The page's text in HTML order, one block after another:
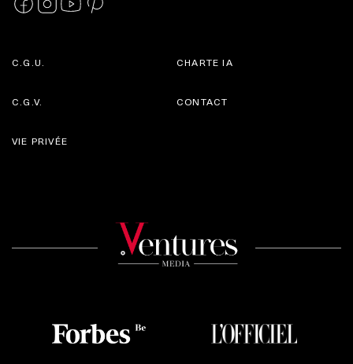
C.G.U.
C.G.V.
CHARTE IA
CONTACT
VIE PRIVÉE